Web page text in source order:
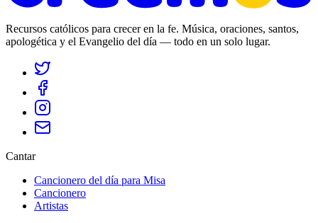
Recursos católicos para crecer en la fe. Música, oraciones, santos,
apologética y el Evangelio del día — todo en un solo lugar.
Cantar
Cancionero del día para Misa
Cancionero
Artistas